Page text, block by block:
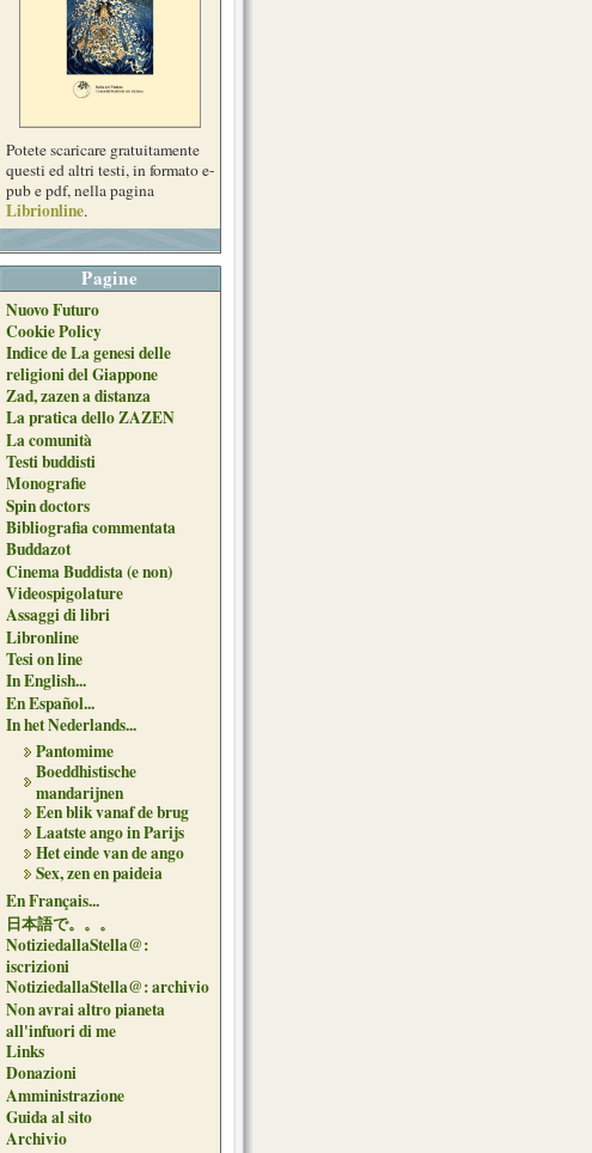
Potete scaricare gratuitamente
questi ed altri testi, in formato e-
pub e pdf, nella pagina
Librionline.
Pagine
Nuovo Futuro
Cookie Policy
Indice de La genesi delle
religioni del Giappone
Zad, zazen a distanza
La pratica dello ZAZEN
La comunità
Testi buddisti
Monografie
Spin doctors
Bibliografia commentata
Buddazot
Cinema Buddista (e non)
Videospigolature
Assaggi di libri
Libronline
Tesi on line
In English...
En Español...
In het Nederlands...
Pantomime
Boeddhistische
mandarijnen
Een blik vanaf de brug
Laatste ango in Parijs
Het einde van de ango
Sex, zen en paideia
En Français...
日本語で。。。
NotiziedallaStella@:
iscrizioni
NotiziedallaStella@: archivio
Non avrai altro pianeta
all'infuori di me
Links
Donazioni
Amministrazione
Guida al sito
Archivio